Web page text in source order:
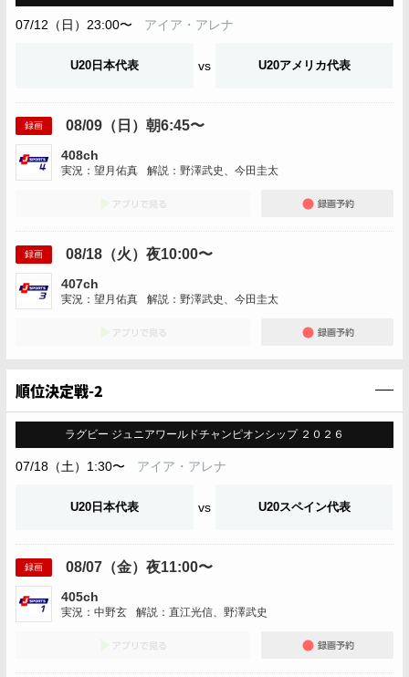
07/12（日）23:00〜 アイア・アレナ
U20日本代表 vs U20アメリカ代表
録画 08/09（日）朝6:45〜
408ch
実況：望月佑真 解説：野澤武史、今田圭太
録画 08/18（火）夜10:00〜
407ch
実況：望月佑真 解説：野澤武史、今田圭太
順位決定戦-2
ラグビー ジュニアワールドチャンピオンシップ ２０２６
07/18（土）1:30〜 アイア・アレナ
U20日本代表 vs U20スペイン代表
録画 08/07（金）夜11:00〜
405ch
実況：中野玄 解説：直江光信、野澤武史